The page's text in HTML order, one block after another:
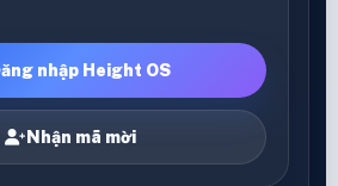
nhập Height OS
Nhận mã mời